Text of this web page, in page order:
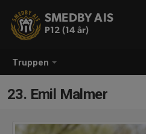
Truppen
SMEDBY AIS
P12 (14 år)
23. Emil Malmer